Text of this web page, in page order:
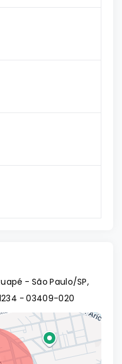
- São Paulo/SP,
- 03409-020